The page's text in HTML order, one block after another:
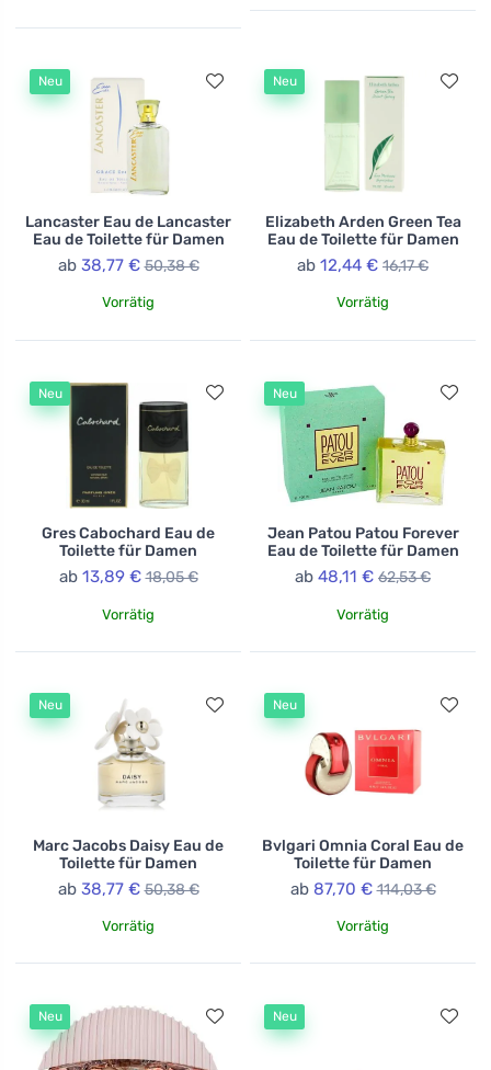
Neu
Lancaster Eau de Lancaster
Eau de Toilette für Damen
ab 38,77 € 50,38 €
Vorrätig
Neu
Elizabeth Arden Green Tea
Eau de Toilette für Damen
ab 12,44 € 16,17 €
Vorrätig
Neu
Gres Cabochard Eau de
Toilette für Damen
ab 13,89 € 18,05 €
Vorrätig
Neu
Jean Patou Patou Forever
Eau de Toilette für Damen
ab 48,11 € 62,53 €
Vorrätig
Neu
Marc Jacobs Daisy Eau de
Toilette für Damen
ab 38,77 € 50,38 €
Vorrätig
Neu
Bvlgari Omnia Coral Eau de
Toilette für Damen
ab 87,70 € 114,03 €
Vorrätig
Neu Neu